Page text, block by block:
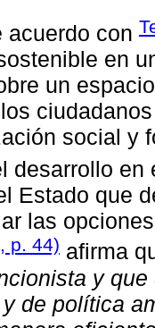
acuerdo con
en
un
social y
desarrollo en
Estado que
las
p. 44) afirma
y
de política